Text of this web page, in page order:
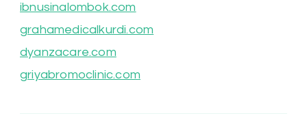
ibnusinalombok.com
grahamedicalkurdi.com
dyanzacare.com
griyabromoclinic.com